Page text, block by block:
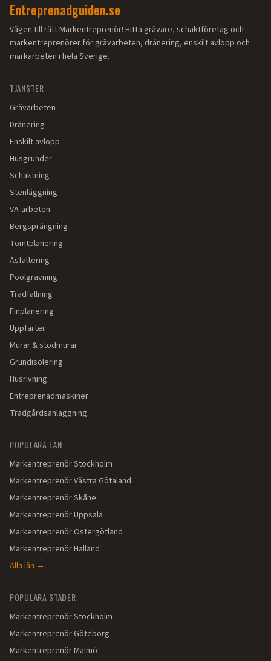
Entreprenadguiden.se
Vägen till rätt Markentreprenör! Hitta grävare, schaktföretag och
markentreprenörer för grävarbeten, dränering, enskilt avlopp och
markarbeten i hela Sverige.
TJÄNSTER
Grävarbeten
Dränering
Enskilt avlopp
Husgrunder
Schaktning
Stenläggning
VA-arbeten
Bergsprängning
Tomtplanering
Asfaltering
Poolgrävning
Trädfällning
Finplanering
Uppfarter
Murar & stödmurar
Grundisolering
Husrivning
Entreprenadmaskiner
Trädgårdsanläggning
POPULÄRA LÄN
MarkentreprenörStockholm
MarkentreprenörVästra Götaland
MarkentreprenörSkåne
MarkentreprenörUppsala
MarkentreprenörÖstergötland
MarkentreprenörHalland
Alla län →
POPULÄRA STÄDER
MarkentreprenörStockholm
MarkentreprenörGöteborg
MarkentreprenörMalmö